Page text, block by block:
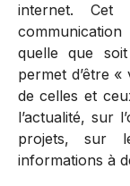
internet. Cet
quelle que
permet d’être
de celles et
l’actualité, sur
projets, sur
informations à